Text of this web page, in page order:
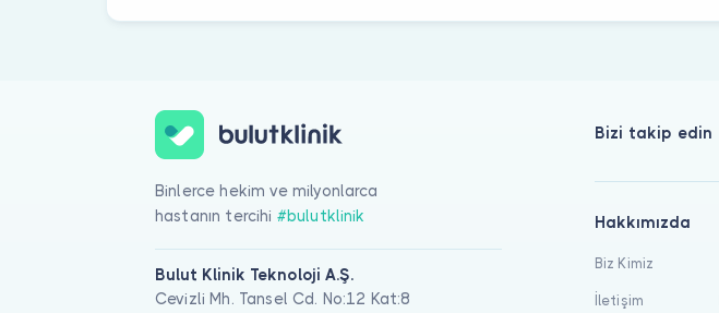
Binlerce hekim ve milyonlarca
hastanın tercihi #bulutklinik
Bulut Klinik Teknoloji A.Ş.
Cevizli Mh. Tansel Cd. No:12 Kat:8
Bizi takip edin
Hakkımızda
Biz Kimiz
İletişim